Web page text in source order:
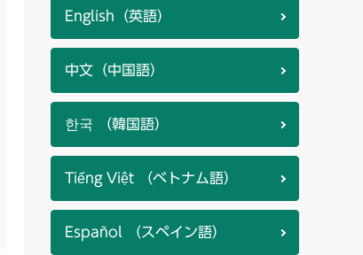
English（英語）
中文（中国語）
한국 （韓国語）
Tiếng Việt （ベトナム語）
Español （スペイン語）